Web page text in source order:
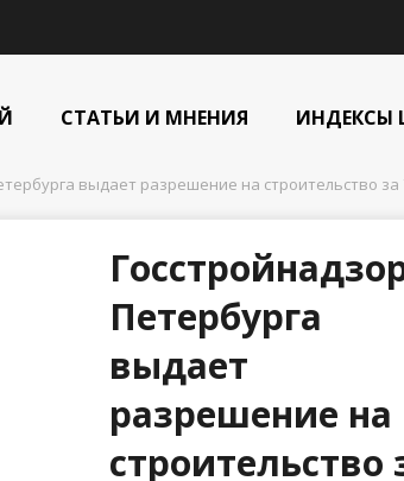
СТАТЬИ И МНЕНИЯ ИНДЕКСЫ
выдает разрешение на строительство
Петербурга
выдает
разрешение на
строительство